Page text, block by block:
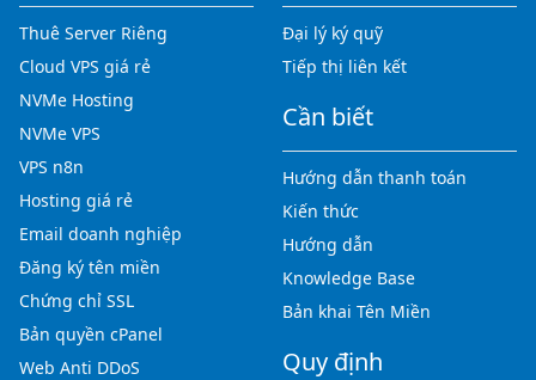
Thuê Server Riêng
Cloud VPS giá rẻ
NVMe Hosting
NVMe VPS
VPS n8n
Hosting giá rẻ
Email doanh nghiệp
Đăng ký tên miền
Chứng chỉ SSL
Bản quyền cPanel
Web Anti DDoS
Đại lý ký quỹ
Tiếp thị liên kết
Cần biết
Hướng dẫn thanh toán
Kiến thức
Hướng dẫn
Knowledge Base
Bản khai Tên Miền
Quy định